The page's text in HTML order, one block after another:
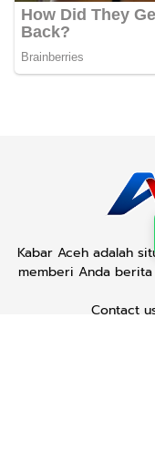
Kabar Aceh adalah
memberi Anda
Contact